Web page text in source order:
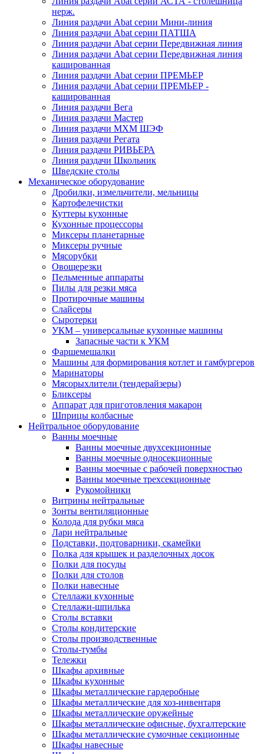
нерж.
Линия раздачи Abat серии Мини-линия
Линия раздачи Abat серии ПАТША
Линия раздачи Abat серии Передвижная линия
Линия раздачи Abat серии Передвижная линия
кашированная
Линия раздачи Abat серии ПРЕМЬЕР
Линия раздачи Abat серии ПРЕМЬЕР -
кашированная
Линия раздачи Вега
Линия раздачи Мастер
Линия раздачи МХМ ШЭФ
Линия раздачи Регата
Линия раздачи РИВЬЕРА
Линия раздачи Школьник
Шведские столы
Механическое оборудование
Дробилки, измельчители, мельницы
Картофелечистки
Куттеры кухонные
Кухонные процессоры
Миксеры планетарные
Миксеры ручные
Мясорубки
Овощерезки
Пельменные аппараты
Пилы для резки мяса
Протирочные машины
Слайсеры
Сыротерки
УКМ – универсальные кухонные машины
Запасные части к УКМ
Фаршемешалки
Машины для формирования котлет и гамбургеров
Маринаторы
Мясорыхлители (тендерайзеры)
Бликсеры
Аппарат для приготовления макарон
Шприцы колбасные
Нейтральное оборудование
Ванны моечные
Ванны моечные двухсекционные
Ванны моечные односекционные
Ванны моечные с рабочей поверхностью
Ванны моечные трехсекционные
Рукомойники
Витрины нейтральные
Зонты вентиляционные
Колода для рубки мяса
Лари нейтральные
Подставки, подтоварники, скамейки
Полка для крышек и разделочных досок
Полки для посуды
Полки для столов
Полки навесные
Стеллажи кухонные
Стеллажи-шпилька
Столы вставки
Столы кондитерские
Столы производственные
Столы-тумбы
Тележки
Шкафы архивные
Шкафы кухонные
Шкафы металлические гардеробные
Шкафы металлические для хоз-инвентаря
Шкафы металлические оружейные
Шкафы металлические офисные, бухгалтерские
Шкафы металлические сумочные секционные
Шкафы навесные